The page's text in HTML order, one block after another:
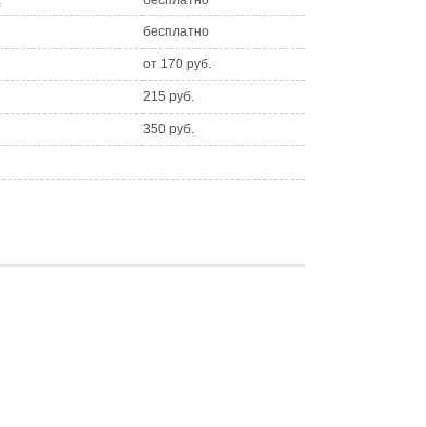
бесплатно
от 170 руб.
215 руб.
350 руб.